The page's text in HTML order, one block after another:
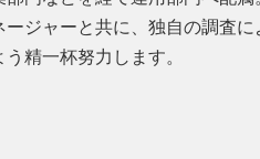
ジャーと共に、独自の調査
精一杯努力します。